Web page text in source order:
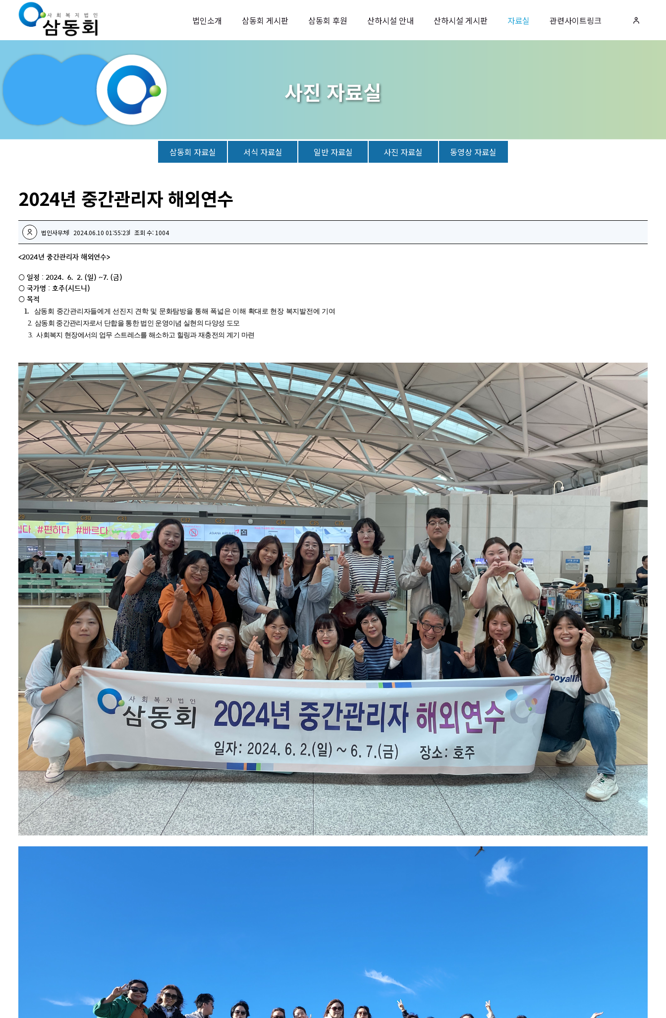
법인소개 삼동회 게시판 삼동회 후원 산하시설 안내 산하시설 게시판 자료실 관련사이트링크
사진 자료실
삼동회 자료실 서식 자료실 일반 자료실 사진 자료실 동영상 자료실
2024년 중간관리자 해외연수
법인사무처 2024.06.10 01:55:23 조회 수: 1004
<2024년 중간관리자 해외연수>
○ 일정 : 2024. 6. 2.(일) ~7.(금)
○ 국가명 : 호주(시드니)
○ 목적
1.
삼동회 중간관리자들에게 선진지 견학 및 문화탐방을 통해 폭넓은 이해 확대로 현장 복지발전에 기여
2. 삼동회 중간관리자로서 단합을 통한 법인 운영이념 실현의 다양성 도모
3.사회복지 현장에서의 업무 스트레스를 해소하고 힐링과 재충전의 계기 마련